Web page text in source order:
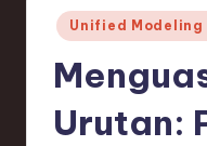
Posted
in
Unified Modeling
Urutan: